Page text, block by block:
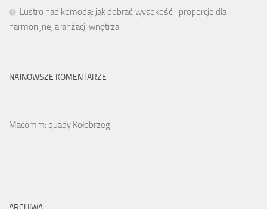
Lustro nad komodą: jak dobrać wysokość i proporcje dla
harmonijnej aranżacji wnętrza
NAJNOWSZE KOMENTARZE
Macomm: quady Kołobrzeg